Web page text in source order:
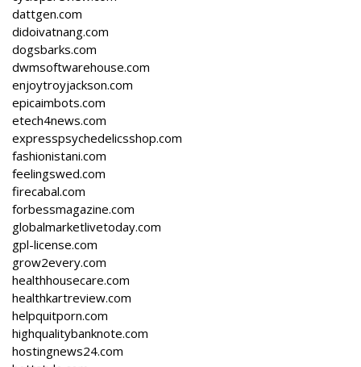
dattgen.com
didoivatnang.com
dogsbarks.com
dwmsoftwarehouse.com
enjoytroyjackson.com
epicaimbots.com
etech4news.com
expresspsychedelicsshop.com
fashionistani.com
feelingswed.com
firecabal.com
forbessmagazine.com
globalmarketlivetoday.com
gpl-license.com
grow2every.com
healthhousecare.com
healthkartreview.com
helpquitporn.com
highqualitybanknote.com
hostingnews24.com